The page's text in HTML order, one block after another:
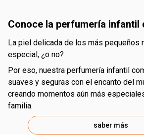
conoce la perfumería infantil
la piel delicada de los más pequeños necesita un cuidado
especial, ¿o no?
por eso, nuestra perfumería infantil combina fragancias
suaves y seguras con el encanto del
creando momentos aún más
familia.
saber más